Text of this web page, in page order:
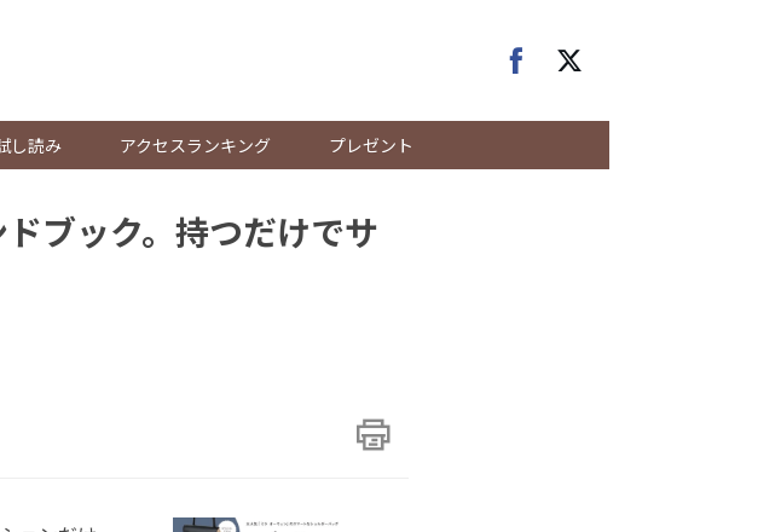
し読み アクセスランキング プレゼント
ブック。持つだけでサ